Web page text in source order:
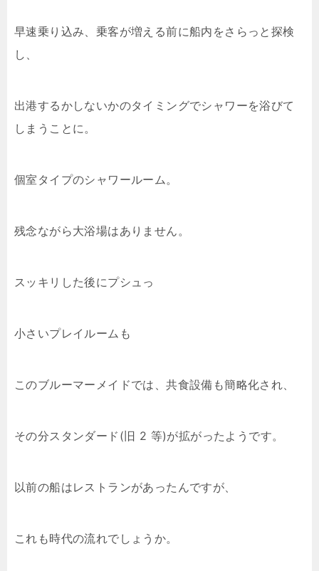
早速乗り込み、乗客が増える前に船内をさらっと探検
し、
出港するかしないかのタイミングでシャワーを浴びて
しまうことに。
個室タイプのシャワールーム。
残念ながら大浴場はありません。
スッキリした後にプシュっ
小さいプレイルームも
このブルーマーメイドでは、共食設備も簡略化され、
その分スタンダード(旧 2 等)が拡がったようです。
以前の船はレストランがあったんですが、
これも時代の流れでしょうか。